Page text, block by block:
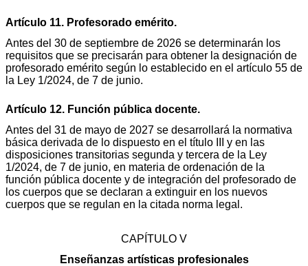
Artículo 11. Profesorado emérito.
Antes del 30 de septiembre de 2026 se determinarán los
requisitos que se precisarán para obtener la designación de
profesorado emérito según lo establecido en el artículo 55 de
la Ley 1/2024, de 7 de junio.
Artículo 12. Función pública docente.
Antes del 31 de mayo de 2027 se desarrollará la normativa
básica derivada de lo dispuesto en el título III y en las
disposiciones transitorias segunda y tercera de la Ley
1/2024, de 7 de junio, en materia de ordenación de la
función pública docente y de integración del profesorado de
los cuerpos que se declaran a extinguir en los nuevos
cuerpos que se regulan en la citada norma legal.
CAPÍTULO V
Enseñanzas artísticas profesionales